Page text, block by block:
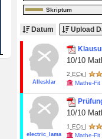
Skriptum
Datum Upload
Allesklar
10/10
2 ECs |
Mathe-Fit
electric_lama
10/10
1 ECs |
Mathe-Fit